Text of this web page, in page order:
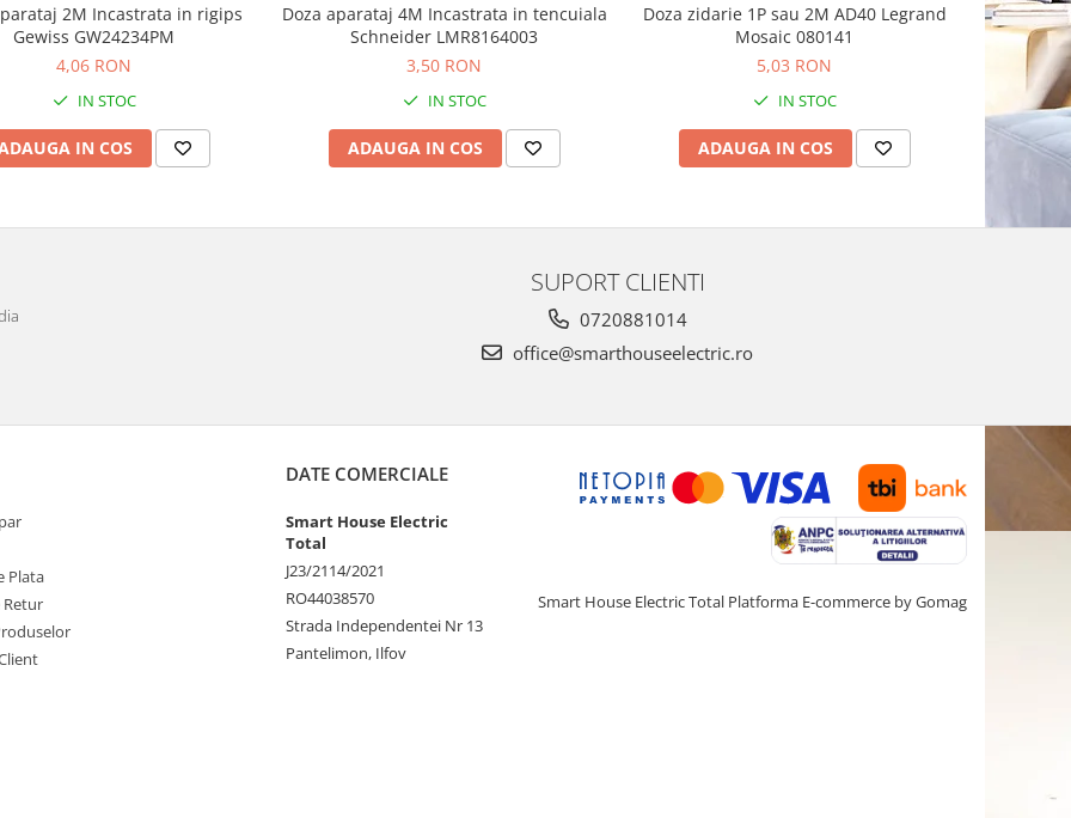
2M Incastrata in rigips
Gewiss GW24234PM
4,06 RON
IN STOC
IN COS
Doza aparataj 4M Incastrata in tencuiala
Schneider LMR8164003
3,50 RON
IN STOC
ADAUGA IN COS
Doza zidarie 1P sau 2M AD40 Legrand
Mosaic 080141
5,03 RON
IN STOC
ADAUGA IN COS
Doza
SUPORT CLIENTI
0720881014
office@smarthouseelectric.ro
Plata
Retur
DATE COMERCIALE
Smart House Electric
Total
J23/2114/2021
RO44038570
Strada Independentei Nr 13
Pantelimon, Ilfov
Smart House Electric Total Platforma E-commerce by Gomag